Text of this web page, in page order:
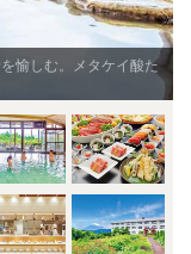
愉しむ。メタケイ酸た